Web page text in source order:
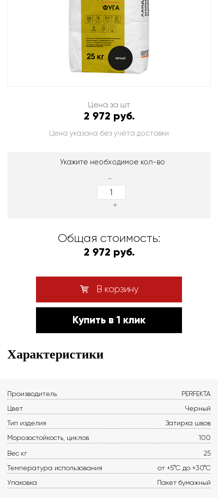
Цена за шт
2 972 руб.
Цена указана без учёта доставки
Укажите необходимое кол-во
-
+
Общая стоимость:
2 972 руб.
В корзину
Купить в 1 клик
Характеристики
Производитель
PERFEKTA
Цвет
Черный
Тип изделия
Затирка швов
Морозостойкость, циклов
100
Вес кг
25
Температура использования
от +5°С до +30°С
Упаковка
Пакет бумажный